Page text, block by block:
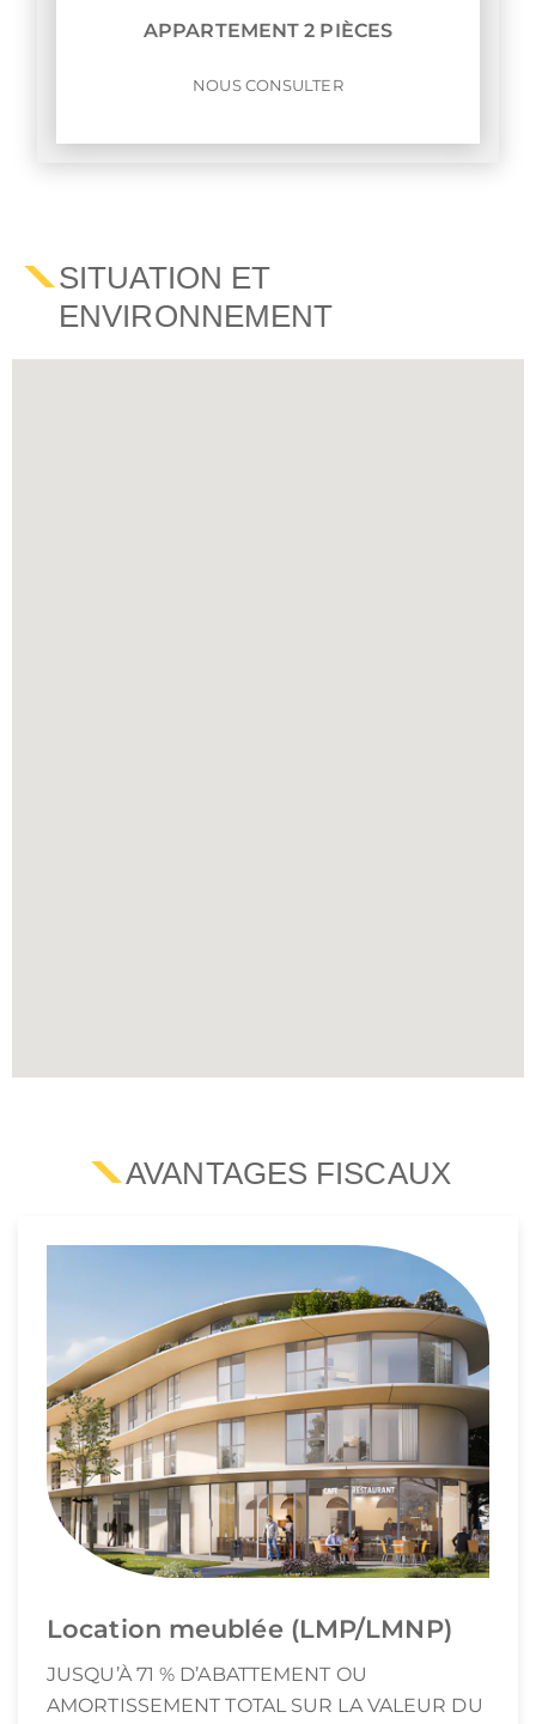
APPARTEMENT 2 PIÈCES
NOUS CONSULTER
SITUATION ET
ENVIRONNEMENT
AVANTAGES FISCAUX
Location meublée (LMP/LMNP)
JUSQU’À 71 % D’ABATTEMENT OU
AMORTISSEMENT TOTAL SUR LA VALEUR DU